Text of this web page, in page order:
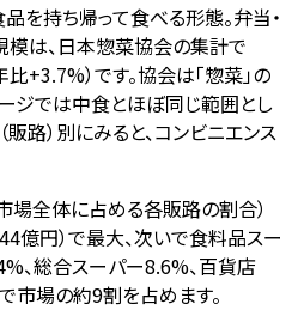
を持ち帰って食べる形態。弁当・
模は、日本惣菜協会の集計で
比+3.7%）です。協会は「惣菜」の
ジでは中食とほぼ同じ範囲とし
路）別にみると、コンビニエンス
全体に占める各販路の割合）
億円）で最大、次いで食料品スー
、総合スーパー8.6%、百貨店
市場の約9割を占めます。